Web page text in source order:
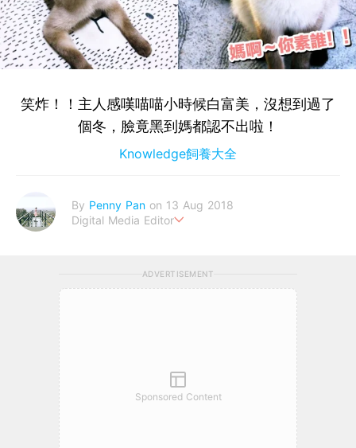
笑炸！！主人感嘆喵喵小時候白富美，沒想到過了
個冬，臉竟黑到媽都認不出啦！
Knowledge飼養大全
By Penny Pan on 13 Aug 2018
Digital Media Editor
ADVERTISEMENT
Sponsored Content